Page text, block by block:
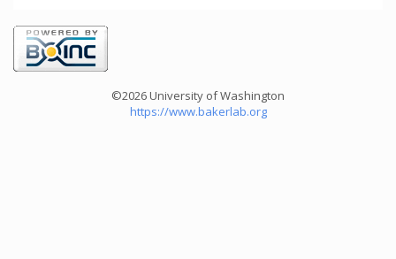
©2026 University of Washington
https://www.bakerlab.org